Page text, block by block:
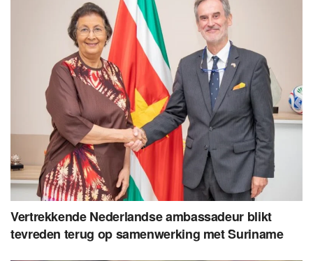
Vertrekkende Nederlandse ambassadeur blikt
tevreden terug op samenwerking met Suriname